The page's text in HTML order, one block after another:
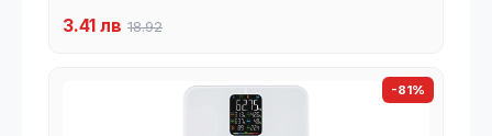
3.41 лв 18.92
-81%